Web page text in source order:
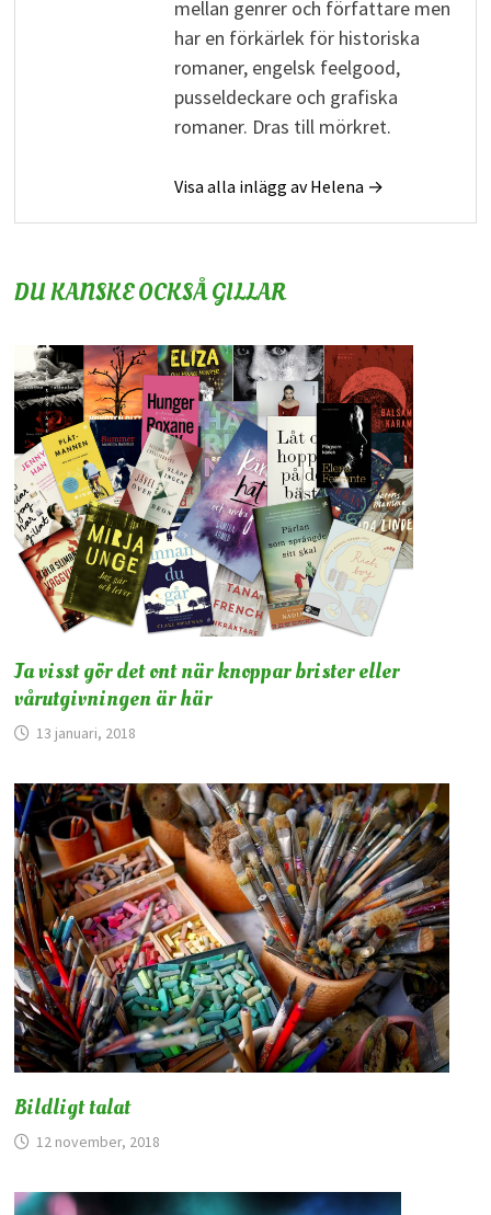
mellan genrer och författare men
har en förkärlek för historiska
romaner, engelsk feelgood,
pusseldeckare och grafiska
romaner. Dras till mörkret.
Visa alla inlägg av Helena →
DU KANSKE OCKSÅ GILLAR
Ja visst gör det ont när knoppar brister eller
vårutgivningen är här
13 januari, 2018
Bildligt talat
12 november, 2018